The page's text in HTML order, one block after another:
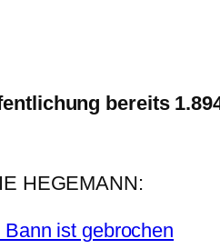
bereits
HEGEMANN:
ist gebrochen